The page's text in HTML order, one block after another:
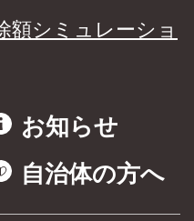
額シミュレーショ
お知らせ
自治体の方へ